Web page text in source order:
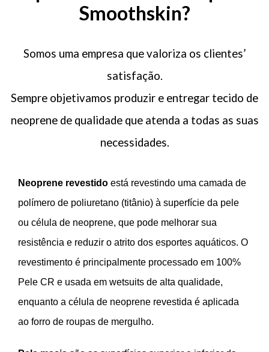
Smoothskin?
Somos uma empresa que valoriza os clientes’
satisfação.
Sempre objetivamos produzir e entregar tecido de
neoprene de qualidade que atenda a todas as suas
necessidades.
Neoprene revestido está revestindo uma camada de
polímero de poliuretano (titânio) à superfície da pele
ou célula de neoprene, que pode melhorar sua
resistência e reduzir o atrito dos esportes aquáticos. O
revestimento é principalmente processado em 100%
Pele CR e usada em wetsuits de alta qualidade,
enquanto a célula de neoprene revestida é aplicada
ao forro de roupas de mergulho.